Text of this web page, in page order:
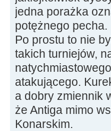
jedna porażka
potężnego pecha.
Po prostu to nie
takich turniejów,
atakującego.
a dobry zmiennik
że Antiga mimo
Konarskim.